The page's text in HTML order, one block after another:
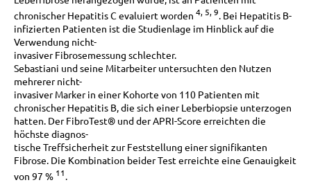
chronischer Hepatitis C evaluiert worden 4, 5, 9. Bei Hepatitis B-
infizierten Patienten ist die Studienlage im Hinblick auf die
Verwendung nicht-
invasiver Fibrosemessung schlechter.
Sebastiani und seine Mitarbeiter untersuchten den Nutzen
mehrerer nicht-
invasiver Marker in einer Kohorte von 110 Patienten mit
chronischer Hepatitis B, die sich einer Leberbiopsie unterzogen
hatten. Der FibroTest® und der APRI-Score erreichten die
höchste diagnos-
tische Treffsicherheit zur Feststellung einer signifikanten
Fibrose. Die Kombination beider Test erreichte eine Genauigkeit
von 97 % 11